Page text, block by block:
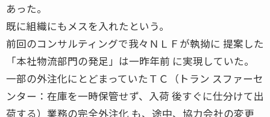
あった。
既に組織にもメスを入れたという。
前回のコンサルティングで我々ＮＬＦが執拗に 提案した
「本社物流部門の発足」は一昨年前 に実現していた。
一部の外注化にとどまっていたＴＣ（トラン スファーセ
ンター：在庫を一時保管せず、入荷 後すぐに仕分けて出
荷する）業務の完全外注化 も、途中、協力会社の変更